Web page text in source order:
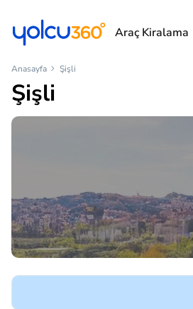
Araç Kiralama
Anasayfa Şişli
Şişli